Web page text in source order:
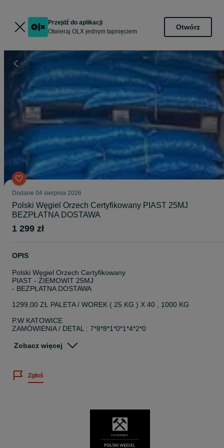
Przejdź do aplikacji
Otwieraj OLX jednym tapnięciem
Otwórz
Dodane 04 sierpnia 2026
Polski Węgiel Orzech Certyfikowany PIAST 25MJ
BEZPŁATNA DOSTAWA
1 299 zł
OPIS
Polski Węgiel Orzech Certyfikowany
PIAST - ZIEMOWIT 25MJ
- BEZPŁATNA DOSTAWA
1299,00 ZŁ PALETA / WOREK ( 25 KG ) X 40 , 1000 KG
P.W KATOWICE
ZAMÓWIENIA / DETAL : 7*8*8*1*0*1*4*2*0
... Tylko POLSKIE Kopalnie !!!
wysokim płomieniem oraz stosunkowo niską zawartością siarki
przez co jest bardziej przyjazny dla środowiska. Niski stosunek
się doskonale w niemal wszystkich kotłach zasypowych. Atrakcyjna
cena, adekwatna do parametrów w dużej mierze przyczynia się do
Zobacz więcej
Zgłoś